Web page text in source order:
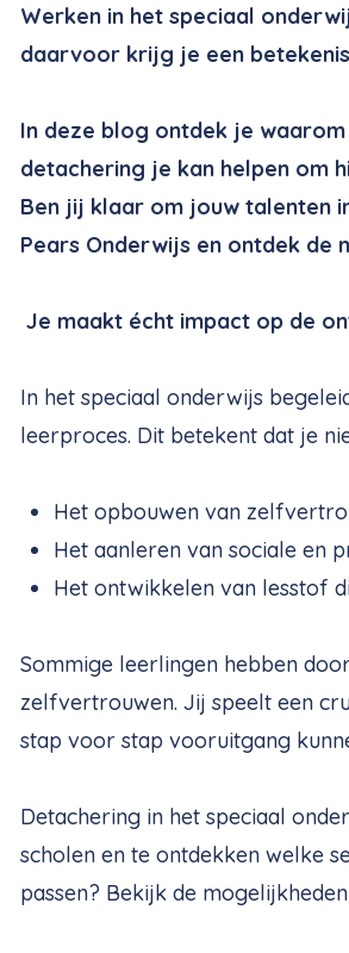
Werken in het speciaal
daarvoor krijg je een
In deze blog ontdek je
detachering je kan helpen om
Ben jij klaar om jouw talenten
Pears Onderwijs en ontdek de
Je maakt écht impact op de
In het speciaal onderwijs
leerproces. Dit betekent dat je
Het opbouwen van
Het aanleren van sociale en
Het ontwikkelen van lesstof
Sommige leerlingen hebben
zelfvertrouwen. Jij speelt een
stap voor stap vooruitgang
Detachering in het speciaal
scholen en te ontdekken welke
passen? Bekijk de